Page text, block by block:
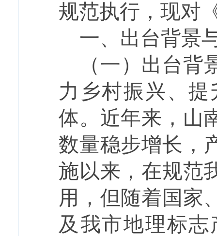
规范执行，现对
一、 出台背景
（一） 出台背
力乡村振兴、
体。近年来，山
数量稳步增长，
施以来，在规范
用，但随着国家
及我市地理标